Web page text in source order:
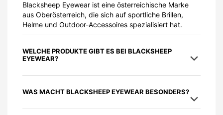
Blacksheep Eyewear ist eine österreichische Marke
aus Oberösterreich, die sich auf sportliche Brillen,
Helme und Outdoor-Accessoires spezialisiert hat.
WELCHE PRODUKTE GIBT ES BEI BLACKSHEEP
EYEWEAR?
WAS MACHT BLACKSHEEP EYEWEAR BESONDERS?